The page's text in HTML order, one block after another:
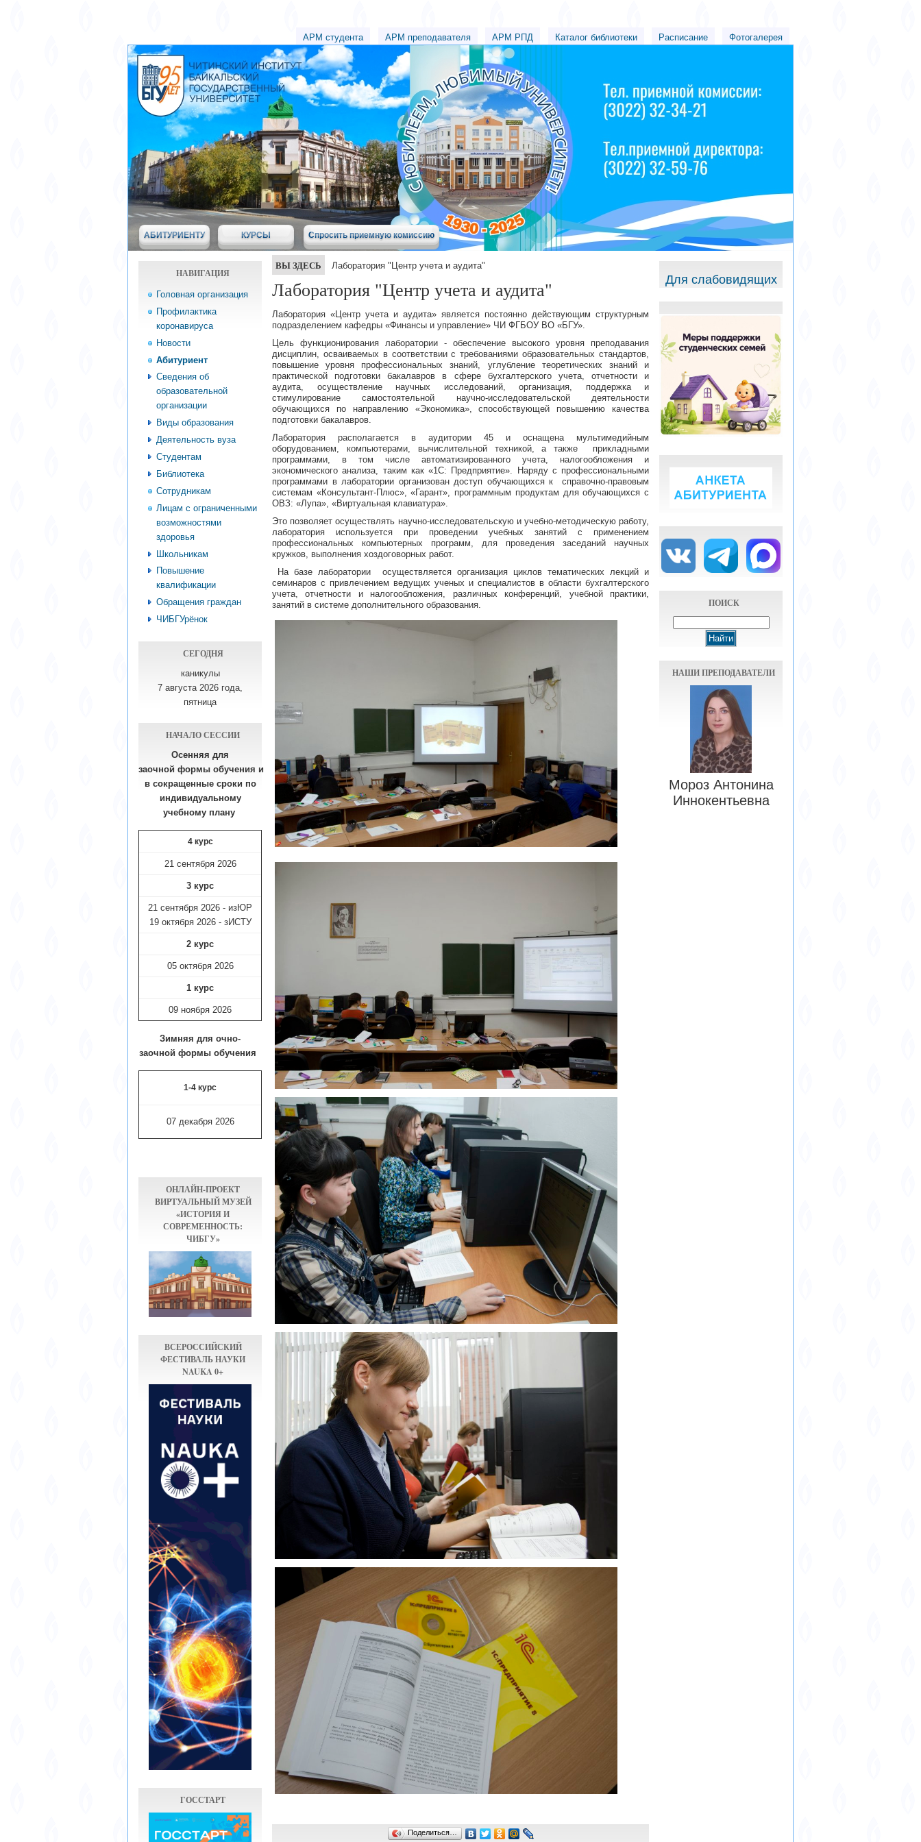
АРМ студента АРМ преподавателя АРМ РПД Каталог библиотеки Расписание Фотогалерея
АБИТУРИЕНТУ КУРСЫ Спросить приемную комиссию
НАВИГАЦИЯ
Головная организация
Профилактика
коронавируса
Новости
Абитуриент
Сведения об
образовательной
организации
Виды образования
Деятельность вуза
Студентам
Библиотека
Сотрудникам
Лицам с ограниченными
возможностями
здоровья
Школьникам
Повышение
квалификации
Обращения граждан
ЧИБГУрёнок
СЕГОДНЯ
каникулы
7 августа 2026 года,
пятница
НАЧАЛО СЕССИИ
Осенняя для
заочной формы обучения и
в сокращенные сроки по
индивидуальному
учебному плану​
4 курс
21 сентября 2026
3 курс
21 сентября 2026 - изЮР
19 октября 2026 - зИСТУ
2 курс
05 октября 2026
1 курс
09 ноября 2026
Зимняя для очно-
заочной формы обучения
1-4 курс
07 декабря 2026
ОНЛАЙН-ПРОЕКТ
ВИРТУАЛЬНЫЙ МУЗЕЙ
«ИСТОРИЯ И
СОВРЕМЕННОСТЬ:
ЧИБГУ»
ВСЕРОССИЙСКИЙ
ФЕСТИВАЛЬ НАУКИ
NAUKA 0+
ГОССТАРТ
ВЫ ЗДЕСЬ Лаборатория "Центр учета и аудита"
Лаборатория "Центр учета и аудита"
Лаборатория «Центр учета и аудита» является постоянно действующим структурным
подразделением кафедры «Финансы и управление» ЧИ ФГБОУ ВО «БГУ».
Цель функционирования лаборатории - обеспечение высокого уровня преподавания
дисциплин, осваиваемых в соответствии с требованиями образовательных стандартов,
повышение уровня профессиональных знаний, углубление теоретических знаний и
практической подготовки бакалавров в сфере бухгалтерского учета, отчетности и
аудита, осуществление научных исследований, организация, поддержка и
стимулирование самостоятельной научно-исследовательской деятельности
обучающихся по направлению «Экономика», способствующей повышению качества
подготовки бакалавров.
Лаборатория располагается в аудитории 45 и оснащена мультимедийным
оборудованием, компьютерами, вычислительной техникой, а также прикладными
программами, в том числе автоматизированного учета, налогообложения и
экономического анализа, таким как «1С: Предприятие». Наряду с профессиональными
программами в лаборатории организован доступ обучающихся к справочно-правовым
системам «Консультант-Плюс», «Гарант», программным продуктам для обучающихся с
ОВЗ: «Лупа», «Виртуальная клавиатура».
Это позволяет осуществлять научно-исследовательскую и учебно-методическую работу,
лаборатория используется при проведении учебных занятий с применением
профессиональных компьютерных программ, для проведения заседаний научных
кружков, выполнения хоздоговорных работ.
На базе лаборатории осуществляется организация циклов тематических лекций и
семинаров с привлечением ведущих ученых и специалистов в области бухгалтерского
учета, отчетности и налогообложения, различных конференций, учебной практики,
занятий в системе дополнительного образования.
Поделиться…
Для слабовидящих
ПОИСК
НАШИ ПРЕПОДАВАТЕЛИ
Мороз Антонина
Иннокентьевна